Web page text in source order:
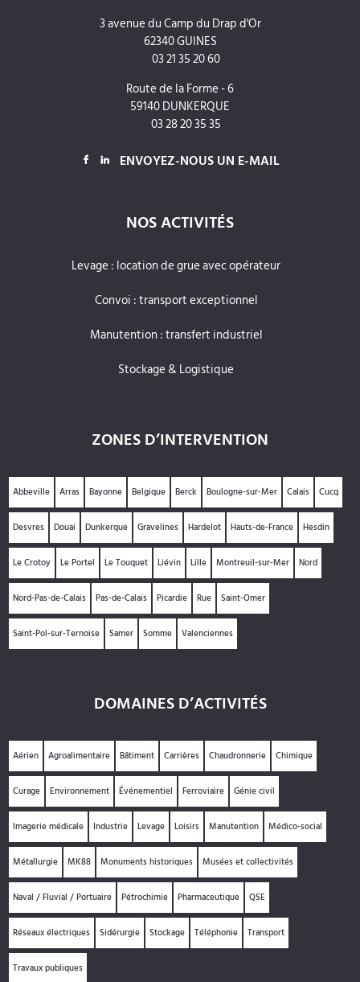
3 avenue du Camp du Drap d'Or
62340 GUINES
03 21 35 20 60
Route de la Forme - 6
59140 DUNKERQUE
03 28 20 35 35
ENVOYEZ-NOUS UN E-MAIL
NOS ACTIVITÉS
Levage : location de grue avec opérateur
Convoi : transport exceptionnel
Manutention : transfert industriel
Stockage & Logistique
ZONES D’INTERVENTION
Abbeville Arras Bayonne Belgique Berck Boulogne-sur-Mer Calais Cucq
Desvres Douai Dunkerque Gravelines Hardelot Hauts-de-France Hesdin
Le Crotoy Le Portel Le Touquet Liévin Lille Montreuil-sur-Mer Nord
Nord-Pas-de-Calais Pas-de-Calais Picardie Rue Saint-Omer
Saint-Pol-sur-Ternoise Samer Somme Valenciennes
DOMAINES D’ACTIVITÉS
Aérien Agroalimentaire Bâtiment Carrières Chaudronnerie Chimique
Curage Environnement Événementiel Ferroviaire Génie civil
Imagerie médicale Industrie Levage Loisirs Manutention Médico-social
Métallurgie MK88 Monuments historiques Musées et collectivités
Naval / Fluvial / Portuaire Pétrochimie Pharmaceutique QSE
Réseaux électriques Sidérurgie Stockage Téléphonie Transport
Travaux publiques